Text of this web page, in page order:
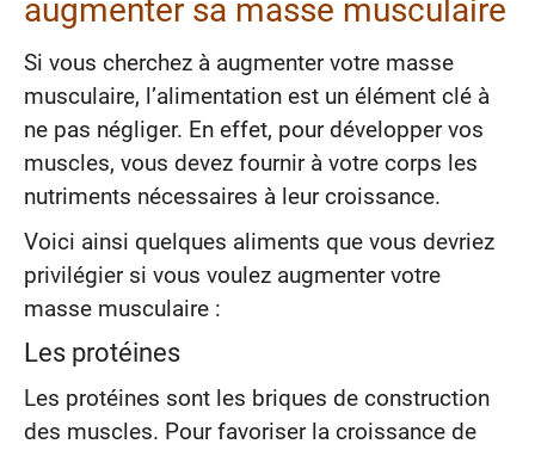
augmenter sa masse musculaire
Si vous cherchez à augmenter votre masse
musculaire, l’alimentation est un élément clé à
ne pas négliger. En effet, pour développer vos
muscles, vous devez fournir à votre corps les
nutriments nécessaires à leur croissance.
Voici ainsi quelques aliments que vous devriez
privilégier si vous voulez augmenter votre
masse musculaire :
Les protéines
Les protéines sont les briques de construction
des muscles. Pour favoriser la croissance de